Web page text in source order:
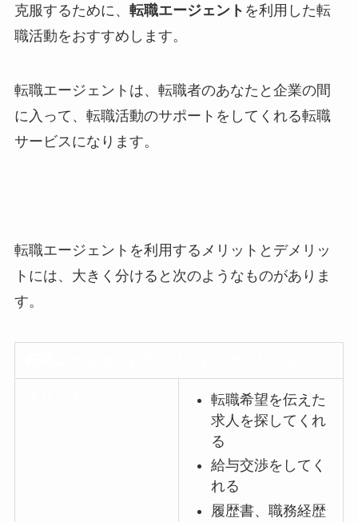
克服するために、 転職エージェント を利用した転
職活動をおすすめします。
転職エージェントは、転職者のあなたと企業の間
に入って、転職活動のサポートをしてくれる転職
サービスになります。
転職エージェントを利用するメリットとデメリッ
トには、大きく分けると次のようなものがありま
す。
転職希望を伝えた
求人を探してくれ
る
給与交渉をしてく
れる
履歴書、職務経歴